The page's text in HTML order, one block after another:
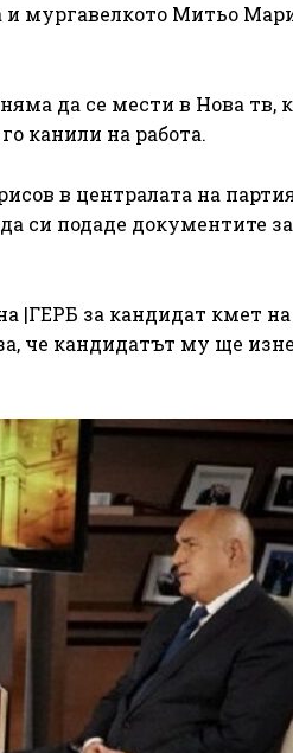
и мургавелкото Митьо
да се мести в Нова тв,
канили на работа.
в централата на
си подаде документите за
|ГЕРБ за кандидат кмет
че кандидатът му ще